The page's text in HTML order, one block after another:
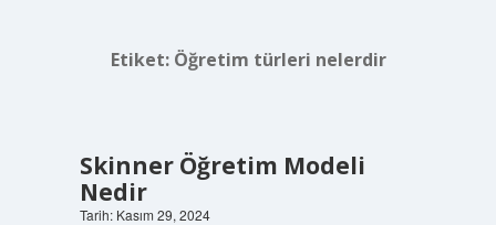
Etiket: Öğretim türleri nelerdir
Skinner Öğretim Modeli
Nedir
Tarih: Kasım 29, 2024